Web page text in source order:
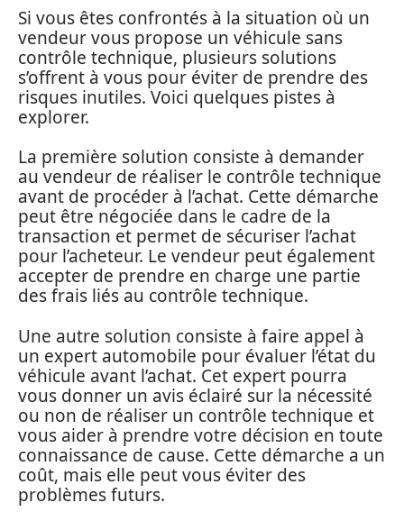
Si vous êtes confrontés à la situation où un
vendeur vous propose un véhicule sans
contrôle technique, plusieurs solutions
s’offrent à vous pour éviter de prendre des
risques inutiles. Voici quelques pistes à
explorer.
La première solution consiste à demander
au vendeur de réaliser le contrôle technique
avant de procéder à l’achat. Cette démarche
peut être négociée dans le cadre de la
transaction et permet de sécuriser l’achat
pour l’acheteur. Le vendeur peut également
accepter de prendre en charge une partie
des frais liés au contrôle technique.
Une autre solution consiste à faire appel à
un expert automobile pour évaluer l’état du
véhicule avant l’achat. Cet expert pourra
vous donner un avis éclairé sur la nécessité
ou non de réaliser un contrôle technique et
vous aider à prendre votre décision en toute
connaissance de cause. Cette démarche a un
coût, mais elle peut vous éviter des
problèmes futurs.